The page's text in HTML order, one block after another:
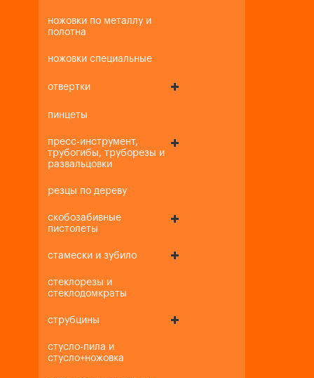
ножовки по металлу и
полотна
ножовки специальные
отвертки
пинцеты
пресс-инструмент,
трубогибы, труборезы и
развальцовки
резцы по дереву
скобозабивные
пистолеты
стамески и зубило
стеклорезы и
стеклодомкраты
струбцины
стусло-пила и
стусло+ножовка